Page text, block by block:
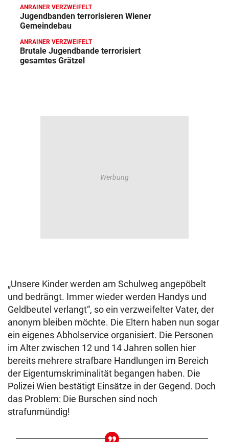
ANRAINER VERZWEIFELT
Jugendbanden terrorisieren Wiener
Gemeindebau
ANRAINER VERZWEIFELT
Brutale Jugendbande terrorisiert
gesamtes Grätzel
„Unsere Kinder werden am Schulweg angepöbelt
und bedrängt. Immer wieder werden Handys und
Geldbeutel verlangt“, so ein verzweifelter Vater, der
anonym bleiben möchte. Die Eltern haben nun sogar
ein eigenes Abholservice organisiert. Die Personen
im Alter zwischen 12 und 14 Jahren sollen hier
bereits mehrere strafbare Handlungen im Bereich
der Eigentumskriminalität begangen haben. Die
Polizei Wien bestätigt Einsätze in der Gegend. Doch
das Problem: Die Burschen sind noch
strafunmündig!